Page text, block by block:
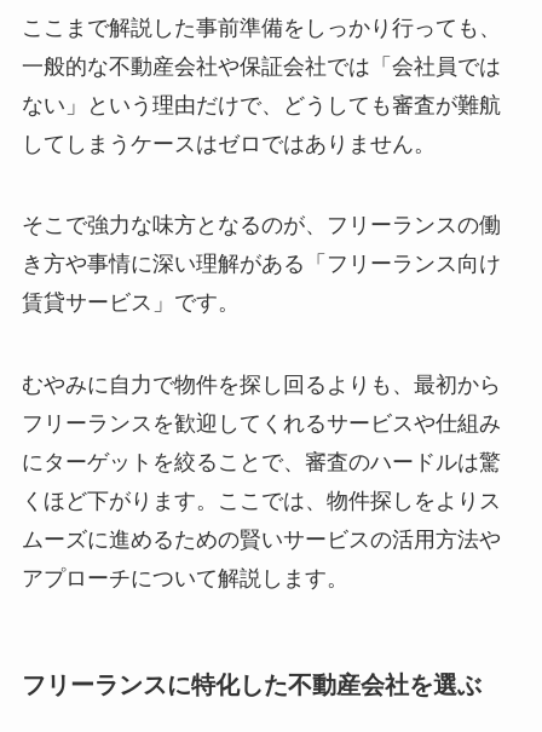
ここまで解説した事前準備をしっかり行っても、
一般的な不動産会社や保証会社では「会社員では
ない」という理由だけで、どうしても審査が難航
してしまうケースはゼロではありません。
そこで強力な味方となるのが、フリーランスの働
き方や事情に深い理解がある「フリーランス向け
賃貸サービス」です。
むやみに自力で物件を探し回るよりも、最初から
フリーランスを歓迎してくれるサービスや仕組み
にターゲットを絞ることで、審査のハードルは驚
くほど下がります。ここでは、物件探しをよりス
ムーズに進めるための賢いサービスの活用方法や
アプローチについて解説します。
フリーランスに特化した不動産会社を選ぶ